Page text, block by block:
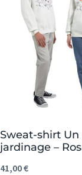
Sweat-shirt
jardinage –
41,00€